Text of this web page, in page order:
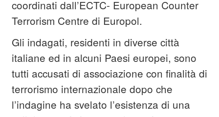
coordinati dall’ECTC- European Counter
Terrorism Centre di Europol.
Gli indagati, residenti in diverse città
italiane ed in alcuni Paesi europei, sono
tutti accusati di associazione con finalità di
terrorismo internazionale dopo che
l’indagine ha svelato l’esistenza di una